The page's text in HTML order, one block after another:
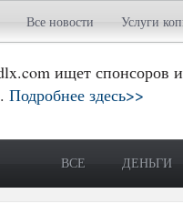
Все новости Услуги
ищет спонсоров и
Подробнее здесь>>
ВСЕ ДЕНЬГИ